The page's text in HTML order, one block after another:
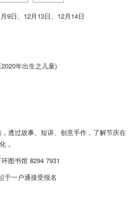
9日、12月13日、12月14日
年出生之儿童)
透过故事、短讲、创意手作，了解节庆在
。
图书馆 8294 7931
于一户通接受报名